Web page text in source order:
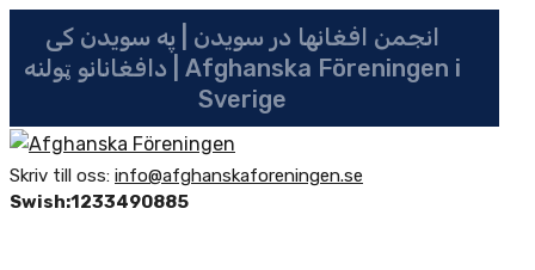
انجمن افغانها در سویدن | په سویدن کی
دافغانانو ټولنه | Afghanska Föreningen i
Sverige
Skriv till oss: info@afghanskaforeningen.se
Swish:1233490885